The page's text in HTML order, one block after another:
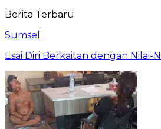
Berita Terbaru
Sumsel
Esai Diri Berkaitan dengan Nilai-